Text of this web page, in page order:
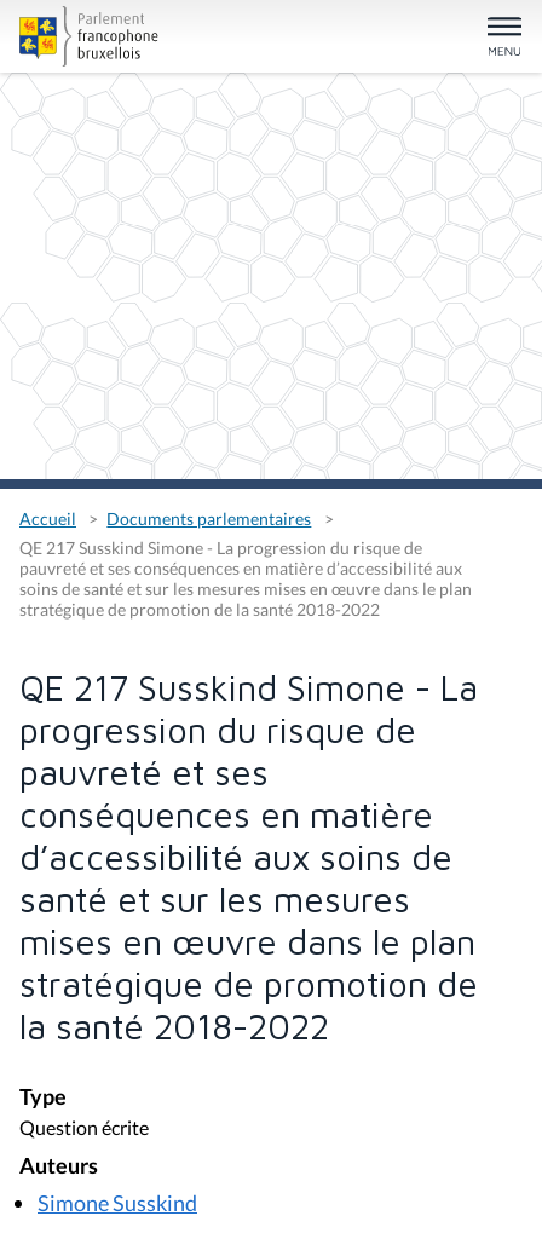
Accueil
Documents parlementaires
QE 217 Susskind Simone - La progression du risque de
pauvreté et ses conséquences en matière d’accessibilité aux
soins de santé et sur les mesures mises en œuvre dans le plan
stratégique de promotion de la santé 2018-2022
QE 217 Susskind Simone - La
progression du risque de
pauvreté et ses
conséquences en matière
d’accessibilité aux soins de
santé et sur les mesures
mises en œuvre dans le plan
stratégique de promotion de
la santé 2018-2022
Type
Question écrite
Auteurs
Simone Susskind